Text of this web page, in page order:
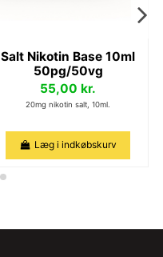
Salt Nikotin Base 10ml
50pg/50vg
55,00 kr.
20mg nikotin salt, 10ml.
Læg i indkøbskurv